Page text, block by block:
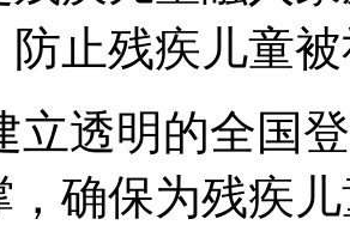
防止残疾儿童
立透明的全国
，确保为残疾